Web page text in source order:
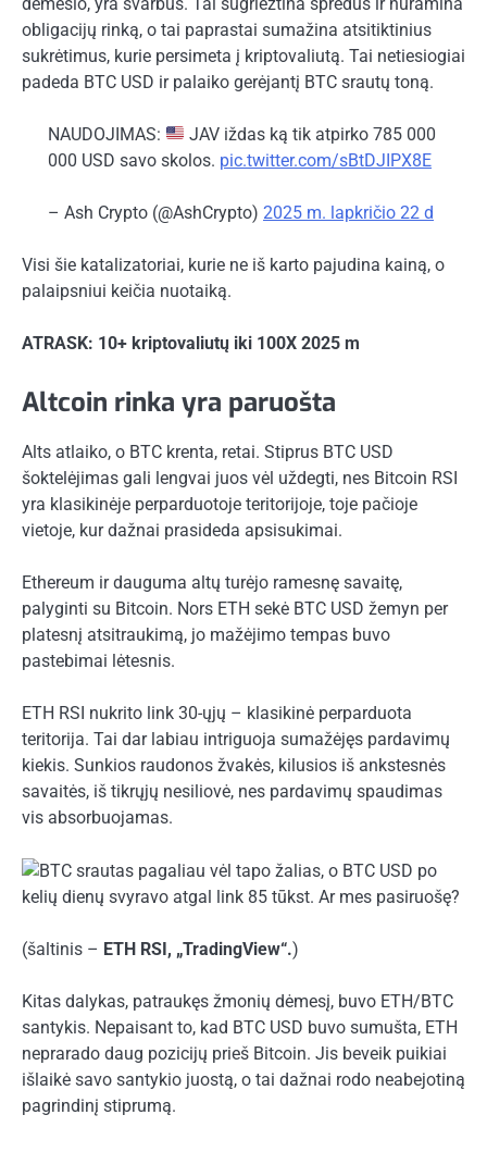
obligacijų rinką, o tai paprastai sumažina atsitiktinius
sukrėtimus, kurie persimeta į kriptovaliutą. Tai netiesiogiai
padeda BTC USD ir palaiko gerėjantį BTC srautų toną.
NAUDOJIMAS:
JAV iždas ką tik atpirko 785 000
000 USD savo skolos. pic.twitter.com/sBtDJIPX8E
– Ash Crypto (@AshCrypto) 2025 m. lapkričio 22 d
Visi šie katalizatoriai, kurie ne iš karto pajudina kainą, o
palaipsniui keičia nuotaiką.
ATRASK: 10+ kriptovaliutų iki 100X 2025 m
Altcoin rinka yra paruošta
Alts atlaiko, o BTC krenta, retai. Stiprus BTC USD
šoktelėjimas gali lengvai juos vėl uždegti, nes Bitcoin RSI
yra klasikinėje perparduotoje teritorijoje, toje pačioje
vietoje, kur dažnai prasideda apsisukimai.
Ethereum ir dauguma altų turėjo ramesnę savaitę,
palyginti su Bitcoin. Nors ETH sekė BTC USD žemyn per
platesnį atsitraukimą, jo mažėjimo tempas buvo
pastebimai lėtesnis.
ETH RSI nukrito link 30-ųjų – klasikinė perparduota
teritorija. Tai dar labiau intriguoja sumažėjęs pardavimų
kiekis. Sunkios raudonos žvakės, kilusios iš ankstesnės
savaitės, iš tikrųjų nesiliovė, nes pardavimų spaudimas
vis absorbuojamas.
(šaltinis – ETH RSI, „TradingView“.)
Kitas dalykas, patraukęs žmonių dėmesį, buvo ETH/BTC
santykis. Nepaisant to, kad BTC USD buvo sumušta, ETH
neprarado daug pozicijų prieš Bitcoin. Jis beveik puikiai
išlaikė savo santykio juostą, o tai dažnai rodo neabejotiną
pagrindinį stiprumą.